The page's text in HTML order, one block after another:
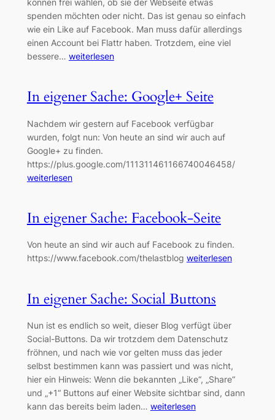
spenden möchten oder nicht. Das ist genau so einfach
wie ein Like auf Facebook. Man muss dafür allerdings
einen Account bei Flattr haben. Trotzdem, eine viel
bessere… weiterlesen
In eigener Sache: Google+ Seite
Nachdem wir gestern auf Facebook verfügbar
wurden, folgt nun: Von heute an sind wir auch auf
Google+ zu finden.
https://plus.google.com/111311461166740046458/
weiterlesen
In eigener Sache: Facebook-Seite
Von heute an sind wir auch auf Facebook zu finden.
https://www.facebook.com/thelastblog weiterlesen
In eigener Sache: Social Buttons
Nun ist es endlich so weit, dieser Blog verfügt über
Social-Buttons. Da wir trotzdem dem Datenschutz
fröhnen, und nach wie vor gelten muss das jeder
selbst bestimmen kann was passiert und was nicht,
hier ein Hinweis: Wenn die bekannten „Like“, „Share“
und „+1“ Buttons auf einer Website sichtbar sind, dann
kann das bereits beim laden… weiterlesen